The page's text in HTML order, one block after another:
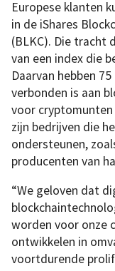
Europese klanten
in de iShares
(BLKC). Die tracht
van een index die
Daarvan hebben
verbonden is aan
voor cryptomunten
zijn bedrijven die
ondersteunen,
producenten van
“We geloven dat
worden voor onze
ontwikkelen in
voortdurende